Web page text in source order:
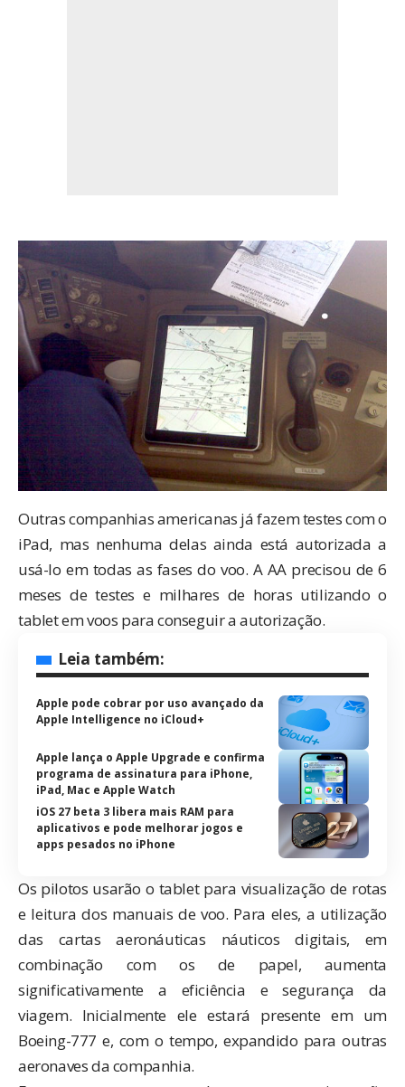
Outras companhias americanas já fazem testes com o
iPad, mas nenhuma delas ainda está autorizada a
usá-lo em todas as fases do voo. A AA precisou de 6
meses de testes e milhares de horas utilizando o
tablet em voos para conseguir a autorização.
Leia também:
Apple pode cobrar por uso avançado da
Apple Intelligence no iCloud+
Apple lança o Apple Upgrade e confirma
programa de assinatura para iPhone,
iPad, Mac e Apple Watch
iOS 27 beta 3 libera mais RAM para
aplicativos e pode melhorar jogos e
apps pesados no iPhone
Os pilotos usarão o tablet para visualização de rotas
e leitura dos manuais de voo. Para eles, a utilização
das cartas aeronáuticas náuticos digitais, em
combinação com os de papel, aumenta
significativamente a eficiência e segurança da
viagem. Inicialmente ele estará presente em um
Boeing-777 e, com o tempo, expandido para outras
aeronaves da companhia.